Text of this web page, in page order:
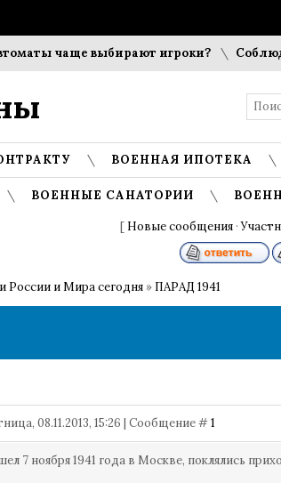
чаще выбирают игроки?
ВОЕННАЯ ИПОТЕКА
ВОЕННЫЕ САНАТОРИИ
[ Новые сообщения ·
России и Мира сегодня » ПАРАД 1941
08.11.2013, 15:26 | Сообщение #1
7 ноября 1941 года в Москве, поклялись